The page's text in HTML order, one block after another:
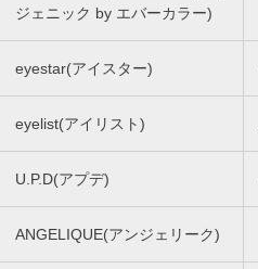
ジェニック by エバーカラー)
eyestar(アイスター)
eyelist(アイリスト)
U.P.D(アプデ)
ANGELIQUE(アンジェリーク)